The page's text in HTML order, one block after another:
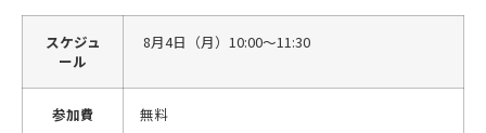
スケジュ
ール
8月4日（月）10:00～11:30
参加費 無料